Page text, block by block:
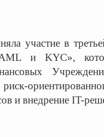
участие в
и KYC»,
риск-
и внедрение IT-